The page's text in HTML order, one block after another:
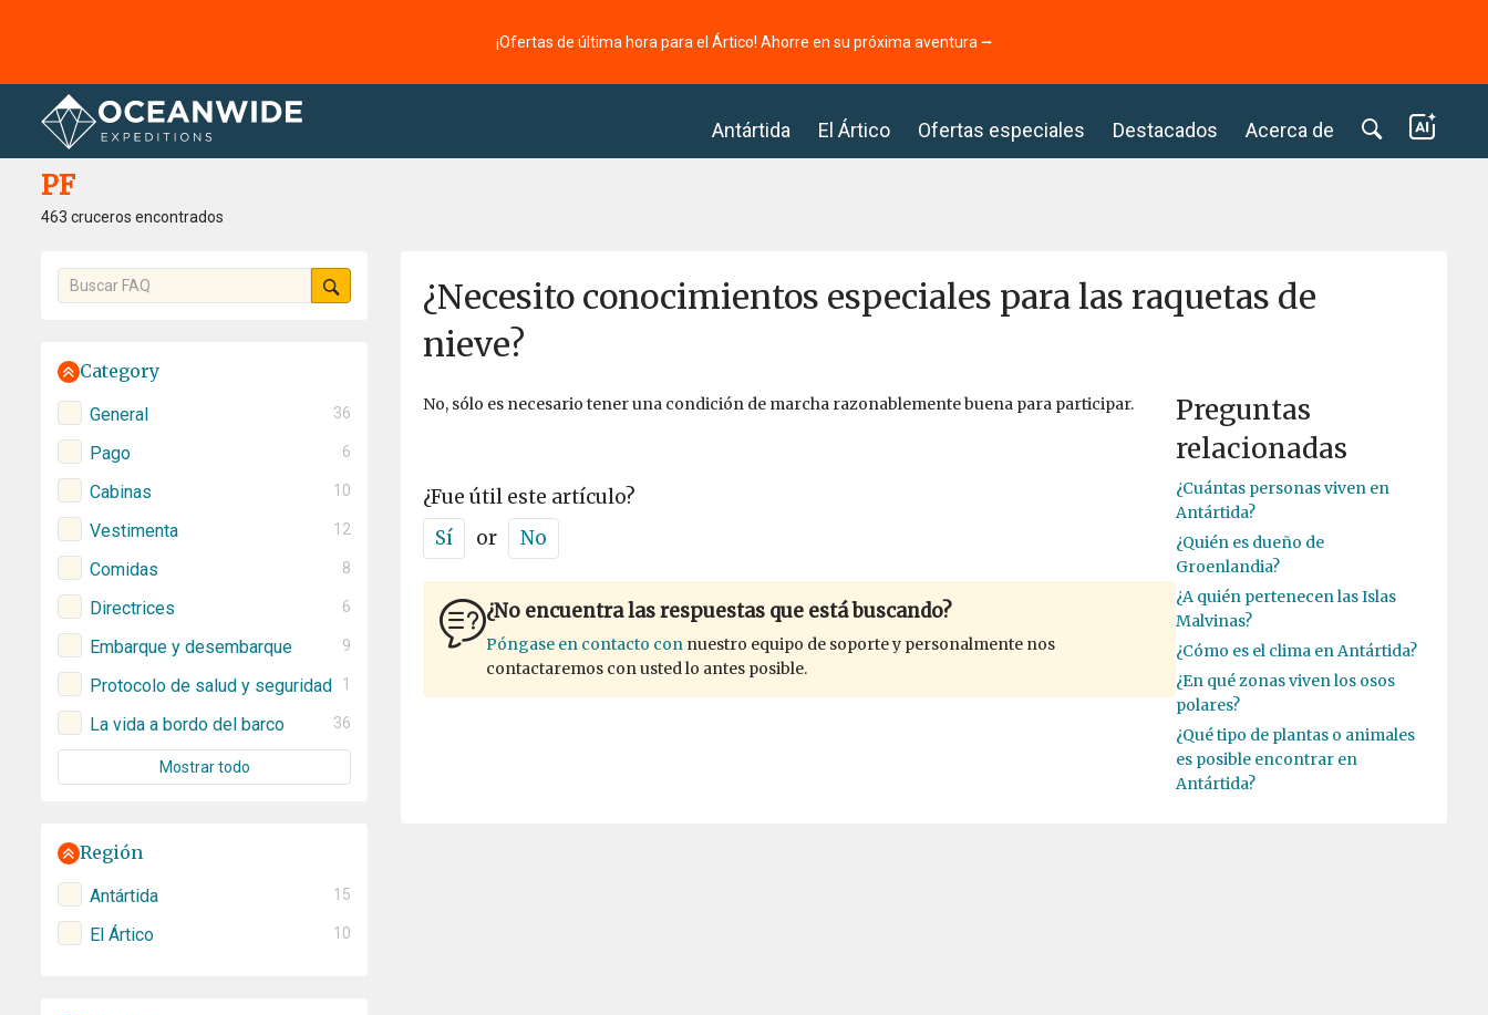
¡Ofertas de última hora para el Ártico! Ahorre en su próxima aventura ⭢
Antártida El Ártico Ofertas especiales Destacados Acerca de
Página principal PF
PF
463 cruceros encontrados
Category
General 36
Pago 6
Cabinas 10
Vestimenta 12
Comidas 8
Directrices 6
Embarque y desembarque 9
Protocolo de salud y seguridad 1
La vida a bordo del barco 36
Mostrar todo
Región
Antártida 15
El Ártico 10
¿Necesito conocimientos especiales para las raquetas de
nieve?
No, sólo es necesario tener una condición de marcha razonablemente buena para participar.
¿Fue útil este artículo?
Sí
or No
¿No encuentra las respuestas que está buscando?
Póngase en contacto con nuestro equipo de soporte y personalmente nos
contactaremos con usted lo antes posible.
Preguntas
relacionadas
¿Cuántas personas viven en
Antártida?
¿Quién es dueño de
Groenlandia?
¿A quién pertenecen las Islas
Malvinas?
¿Cómo es el clima en Antártida?
¿En qué zonas viven los osos
polares?
¿Qué tipo de plantas o animales
es posible encontrar en
Antártida?